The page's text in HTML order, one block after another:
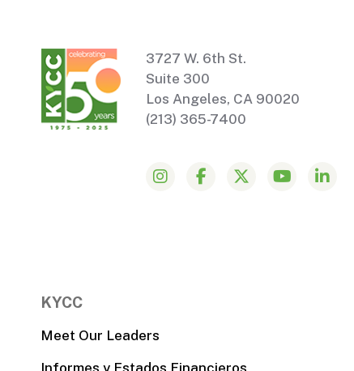
3727 W. 6th St.
Suite 300
Los Angeles, CA 90020
(213) 365-7400
KYCC
Meet Our Leaders
Informes y Estados Financieros